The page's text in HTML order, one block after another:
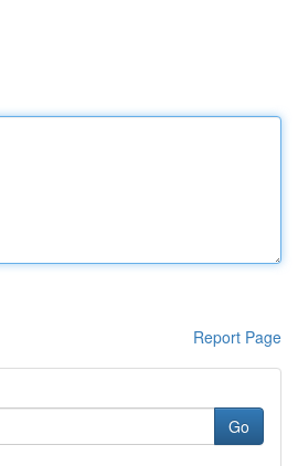
Report Page
Go